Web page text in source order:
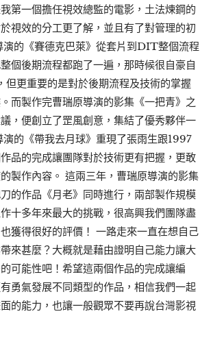
第一個擔任視效總監的電影，土法煉鋼的
視效的分工更了解，並且有了對管理的初
演的《賽德克巴萊》從套片到DIT整個流程
個後期流程都跑了一遍，那時候很自豪自
但更重要的是對於後期流程及技術的掌握
而製作完曹瑞原導演的影集《一把青》之
，便創立了罡風創意，集結了優秀夥伴一
演的《帶我去月球》重現了張雨生跟1997
品的完成讓團隊對於技術更有把握，更敢
製作內容。 這兩三年，曹瑞原導演的影集
刀的作品《月老》同時進行，兩部製作規模
十多年來最大的挑戰，很高興我們團隊盡
獲得很好的評價！ 一路走來一直在想自己
來甚麼？大概就是藉由證明自己能力讓大
可能性吧！希望這兩個作品的完成讓編
勇氣發展不同類型的作品，相信我們一起
的能力，也讓一般觀眾不要再說台灣影視